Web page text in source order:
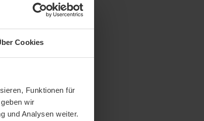
Cookies
Funktionen für
wir
und Analysen weiter.